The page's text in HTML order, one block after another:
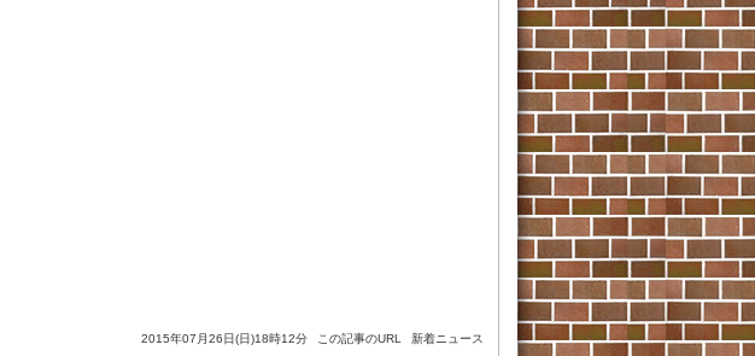
2015年07月26日(日)18時12分 この記事のURL 新着ニュース